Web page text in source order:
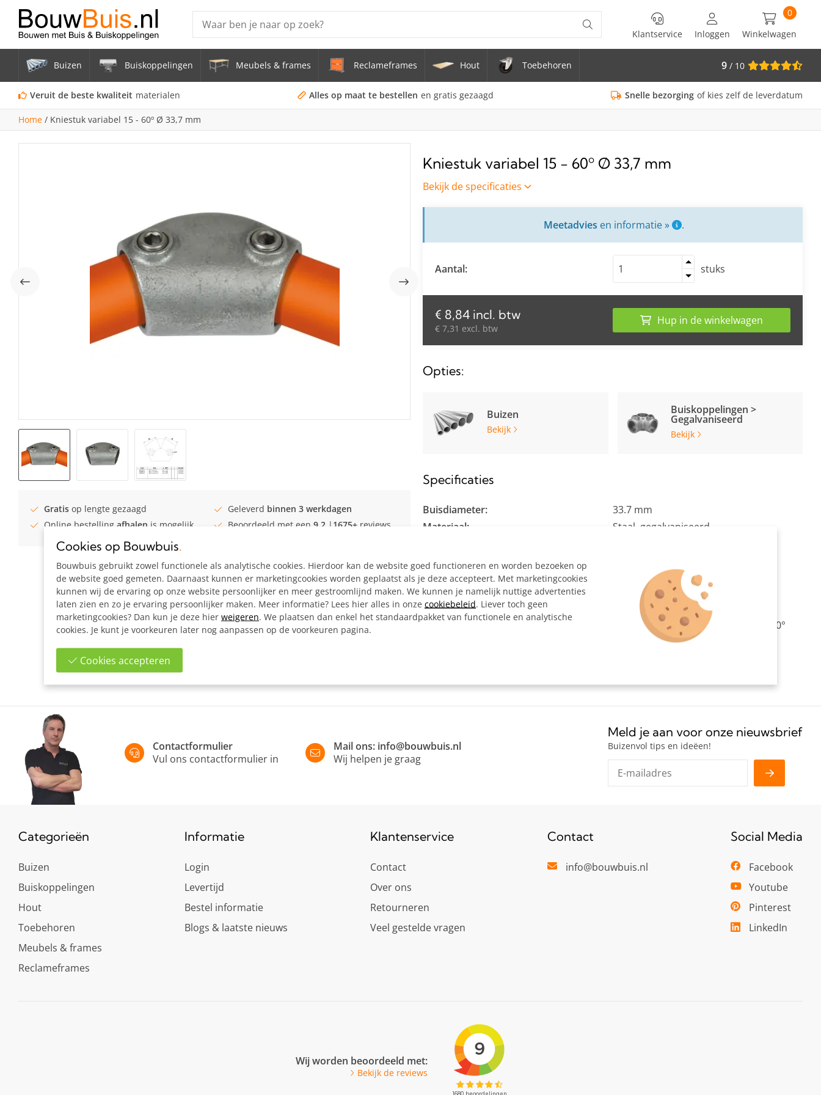
Producten
Steigerbuis onderstel tafel uit buis Ø 33,7 mm zwenkwielen Ø 75 mm
Vrijstaand Spandoekframe (zonder spandoek) uit gegalvaniseerde stalen buis Ø 33.7
mm
Zwarte steigerbuis staal Ø 21,3 mm
Klantservice Inloggen Winkelwagen
0
Buizen Buiskoppelingen Meubels & frames Reclameframes Hout Toebehoren 9 / 10
Veruit de beste kwaliteit materialen Alles op maat te bestellen en gratis gezaagd Snelle bezorging of kies zelf de leverdatum
Home / Kniestuk variabel 15 - 60º Ø 33,7 mm
Gratis op lengte gezaagd Geleverd binnen 3 werkdagen
Online bestelling afhalen is mogelijk Beoordeeld met een 9.2 | 1675+ reviews
Kniestuk variabel 15 - 60º Ø 33,7 mm
Bekijk de specificaties
Meetadvies en informatie » .
Aantal: stuks
€ 8,84 incl. btw
€ 7,31 excl. btw
Hup in de winkelwagen
Opties:
Buizen
Bekijk
Buiskoppelingen >
Gegalvaniseerd
Bekijk
Specificaties
Buisdiameter:
33.7 mm
Materiaal:
Staal, gegalvaniseerd
Artikelnummer:
Omschrijving
Kniestuk variabel 15 - 60º voor het maken van een hoekverbinding van 15° - 60°
Contactformulier
Vul ons contactformulier in
Mail ons: info@bouwbuis.nl
Wij helpen je graag
Meld je aan voor onze nieuwsbrief
Buizenvol tips en ideëen!
Categorieën
Buizen
Buiskoppelingen
Hout
Toebehoren
Meubels & frames
Reclameframes
Informatie
Login
Levertijd
Bestel informatie
Blogs & laatste nieuws
Klantenservice
Contact
Over ons
Retourneren
Veel gestelde vragen
Contact
info@bouwbuis.nl
Social Media
Facebook
Youtube
Pinterest
LinkedIn
Wij worden beoordeeld met:
Bekijk de reviews
Cookies op Bouwbuis.
Bouwbuis gebruikt zowel functionele als analytische cookies. Hierdoor kan de website goed functioneren en worden bezoeken op
de website goed gemeten. Daarnaast kunnen er marketingcookies worden geplaatst als je deze accepteert. Met marketingcookies
kunnen wij de ervaring op onze website persoonlijker en meer gestroomlijnd maken. We kunnen je namelijk nuttige advertenties
laten zien en zo je ervaring persoonlijker maken. Meer informatie? Lees hier alles in onze cookiebeleid. Liever toch geen
marketingcookies? Dan kun je deze hier weigeren. We plaatsen dan enkel het standaardpakket van functionele en analytische
cookies. Je kunt je voorkeuren later nog aanpassen op de voorkeuren pagina.
Cookies accepteren